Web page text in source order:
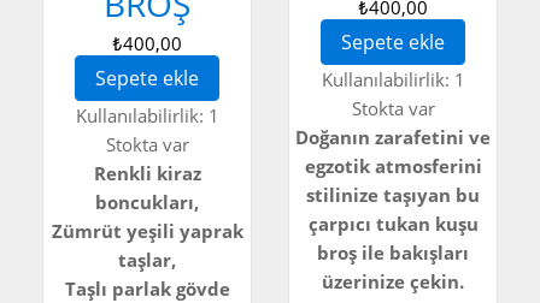
₺400,00
Sepete ekle
Kullanılabilirlik: 1
Stokta var
Renkli kiraz
boncukları,
Zümrüt yeşili yaprak
taşlar,
Taşlı parlak gövde
₺400,00
Sepete ekle
Kullanılabilirlik: 1
Stokta var
Doğanın zarafetini ve
egzotik atmosferini
stilinize taşıyan bu
çarpıcı tukan kuşu
broş ile bakışları
üzerinize çekin.